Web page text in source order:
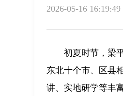
2026-05-16 16:19:49
初夏时节，梁
东北十个市、区县
讲、实地研学等丰